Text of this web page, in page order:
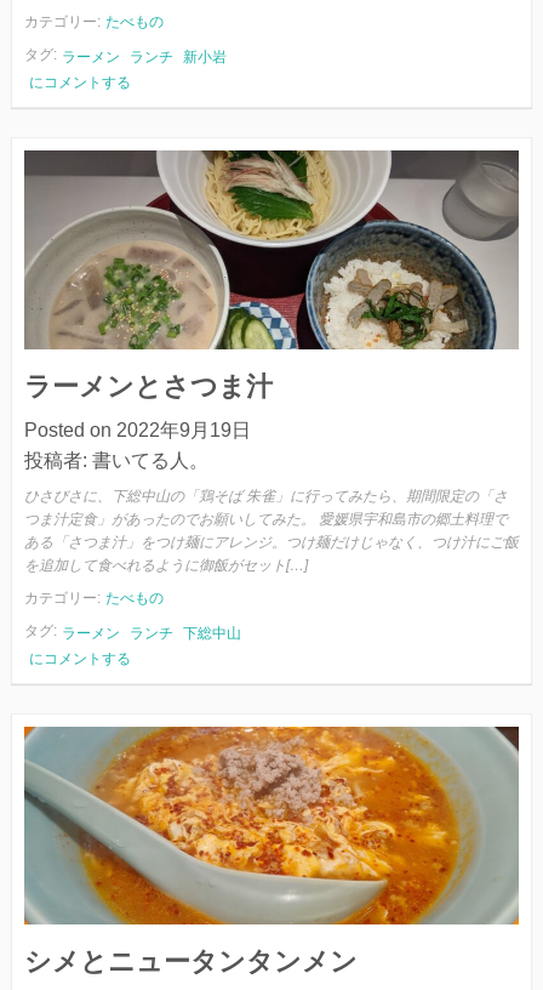
カテゴリー: たべもの
タグ: ラーメン ランチ
新小岩
排
骨
と
は
にコメントする
ラーメンとさつま汁
Posted on 2022年9月19日
投稿者: 書いてる人。
ひさびさに、下総中山の「鶏そば 朱雀」に行ってみたら、期間限定の「さ
つま汁定食」があったのでお願いしてみた。 愛媛県宇和島市の郷土料理で
ある「さつま汁」をつけ麺にアレンジ。つけ麺だけじゃなく、つけ汁にご飯
を追加して食べれるように御飯がセット[…]
カテゴリー: たべもの
タグ: ラーメン ランチ
下総中山
ラ
ン
と
さ
つ
ま
にコメントする
シメとニュータンタンメン